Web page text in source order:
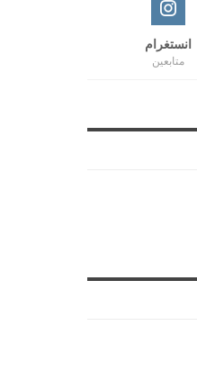
انستغرام
متابعين